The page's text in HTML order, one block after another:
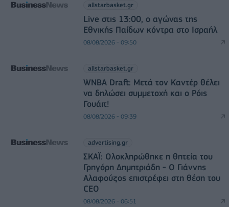
allstarbasket.gr
Live στις 13:00, ο αγώνας της
Εθνικής Παίδων κόντρα στο Ισραήλ
08/08/2026 - 09:50
allstarbasket.gr
WNBA Draft: Μετά τον Καντέρ θέλει
να δηλώσει συμμετοχή και ο Ρόις
Γουάιτ!
08/08/2026 - 09:39
advertising.gr
ΣΚΑΪ: Ολοκληρώθηκε η θητεία του
Γρηγόρη Δημητριάδη - Ο Γιάννης
Αλαφούζος επιστρέφει στη θέση του
CEO
08/08/2026 - 06:51